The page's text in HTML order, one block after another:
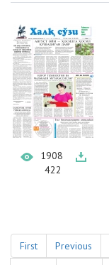
1908
422
First Previous